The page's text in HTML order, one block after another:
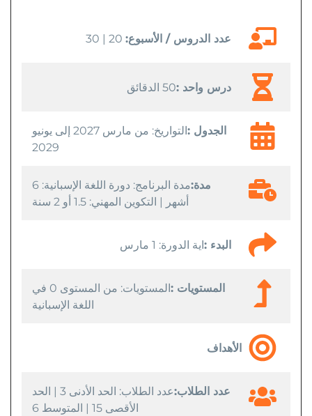
عدد الدروس / الأسبوع: 20 | 30
درس واحد : 50 الدقائق
الجدول :
التواريخ: من مارس 2027 إلى يونيو
2029
مدة:
مدة البرنامج: دورة اللغة الإسبانية: 6
أشهر | التكوين المهني: 1.5 أو 2 سنة
البدء : اية الدورة: 1 مارس
المستويات :
المستويات: من المستوى 0 في
اللغة الإسبانية
الأهداف
عدد الطلاب:
عدد الطلاب: الحد الأدنى 3 | الحد
الأقصى 15 | المتوسط 6